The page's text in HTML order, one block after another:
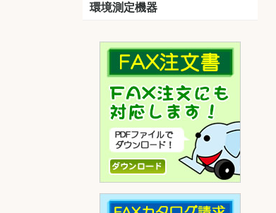
マット・他
ベンチ
灰皿
傘立
くず入れ
環境測定機器